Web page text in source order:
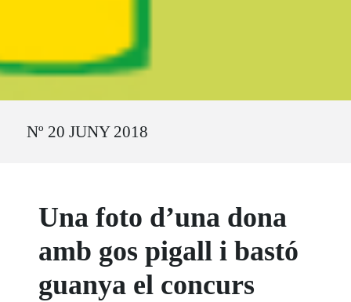
Nº 20 JUNY 2018
Una foto d’una dona
amb gos pigall i bastó
guanya el concurs